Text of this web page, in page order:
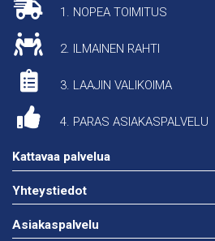
1. NOPEA TOIMITUS
2. ILMAINEN RAHTI
3. LAAJIN VALIKOIMA
4. PARAS ASIAKASPALVELU
Kattavaa palvelua
Yhteystiedot
Asiakaspalvelu